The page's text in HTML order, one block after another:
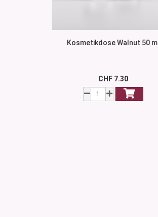
Kosmetikdose Walnut 50 ml
CHF 7.30